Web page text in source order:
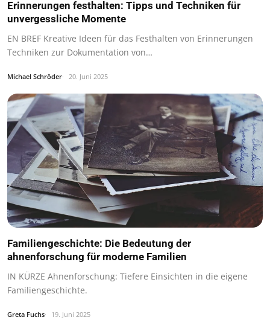
Erinnerungen festhalten: Tipps und Techniken für
unvergessliche Momente
EN BREF Kreative Ideen für das Festhalten von Erinnerungen
Techniken zur Dokumentation von…
Michael Schröder 20. Juni 2025
Familiengeschichte: Die Bedeutung der
ahnenforschung für moderne Familien
IN KÜRZE Ahnenforschung: Tiefere Einsichten in die eigene
Familiengeschichte.
Greta Fuchs 19. Juni 2025